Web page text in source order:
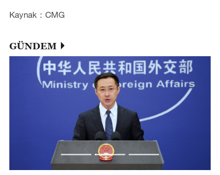
Kaynak：CMG
GÜNDEM